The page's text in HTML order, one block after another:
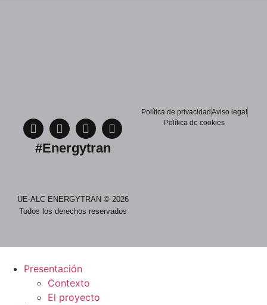
#Energytran
UE-ALC ENERGYTRAN © 2026
Todos los derechos reservados
Política de privacidadAviso legal
Política de cookies
Presentación
Contexto
El proyecto